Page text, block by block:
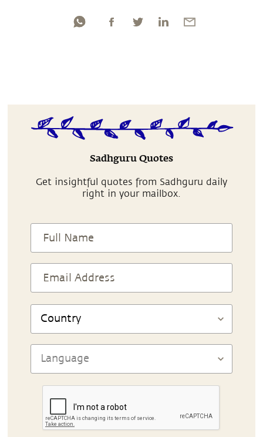
Sadhguru Quotes
Get insightful quotes from Sadhguru daily
right in your mailbox.